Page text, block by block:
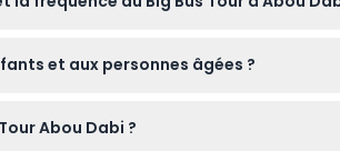
quotidiennement de 10h00 à
et aux personnes âgées ?
votre rythme.
Abou Dabi ?